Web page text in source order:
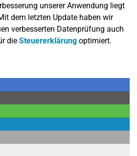
unserer Anwendung liegt
dem letzten Update haben wir
verbesserten Datenprüfung auch
die Steuererklärung optimiert.